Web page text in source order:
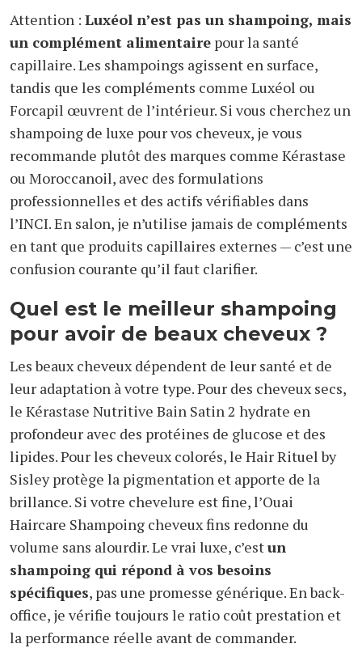
Attention : Luxéol n’est pas un shampoing, mais
un complément alimentaire pour la santé
capillaire. Les shampoings agissent en surface,
tandis que les compléments comme Luxéol ou
Forcapil œuvrent de l’intérieur. Si vous cherchez un
shampoing de luxe pour vos cheveux, je vous
recommande plutôt des marques comme Kérastase
ou Moroccanoil, avec des formulations
professionnelles et des actifs vérifiables dans
l’INCI. En salon, je n’utilise jamais de compléments
en tant que produits capillaires externes — c’est une
confusion courante qu’il faut clarifier.
Quel est le meilleur shampoing
pour avoir de beaux cheveux ?
Les beaux cheveux dépendent de leur santé et de
leur adaptation à votre type. Pour des cheveux secs,
le Kérastase Nutritive Bain Satin 2 hydrate en
profondeur avec des protéines de glucose et des
lipides. Pour les cheveux colorés, le Hair Rituel by
Sisley protège la pigmentation et apporte de la
brillance. Si votre chevelure est fine, l’Ouai
Haircare Shampoing cheveux fins redonne du
volume sans alourdir. Le vrai luxe, c’estun
shampoing qui répond à vos besoins
spécifiques, pas une promesse générique. En back-
office, je vérifie toujours le ratio coût prestation et
la performance réelle avant de commander.